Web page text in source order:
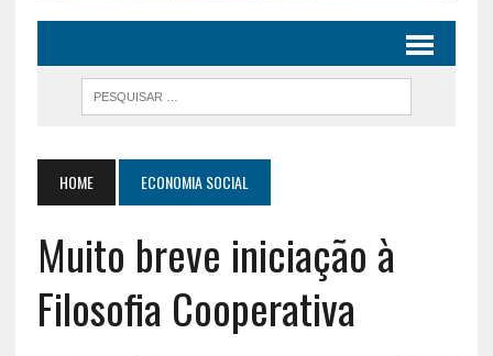
HOME ECONOMIA SOCIAL
Muito breve iniciação à
Filosofia Cooperativa